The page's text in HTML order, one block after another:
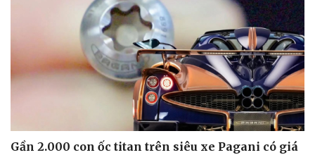
Gần 2.000 con ốc titan trên siêu xe Pagani có giá